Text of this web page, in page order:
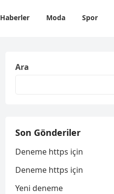
Haberler Moda Spor
Ara
Son Gönderiler
Deneme https için
Deneme https için
Yeni deneme